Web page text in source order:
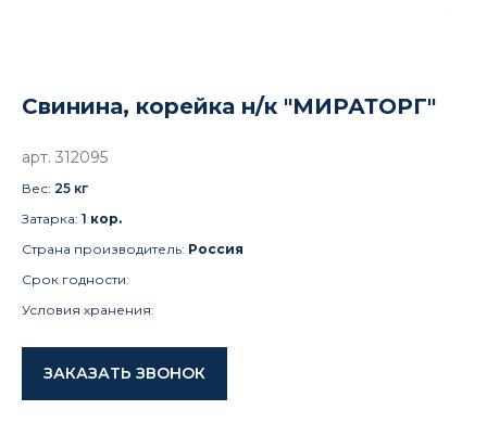
Свинина, корейка н/к "МИРАТОРГ"
арт. 312095
Вес: 25 кг
Затарка: 1 кор.
Страна производитель: Россия
Срок годности:
Условия хранения:
ЗАКАЗАТЬ ЗВОНОК